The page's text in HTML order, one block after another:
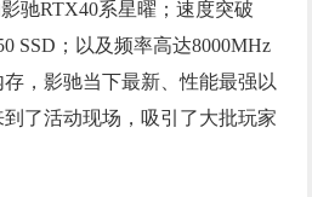
驰RTX40系星曜；速度突破
SSD；以及频率高达8000MHz
，影驰当下最新、性能最强以
了活动现场，吸引了大批玩家